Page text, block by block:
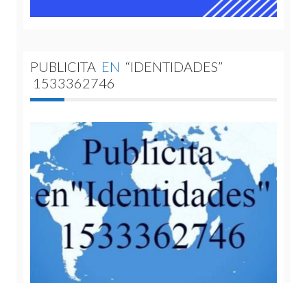
PUBLICITA EN “IDENTIDADES”
1533362746